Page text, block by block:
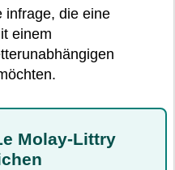
infrage, die eine
einem
Molay-Littry